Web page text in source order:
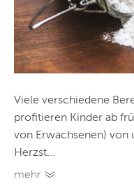
Viele verschiedene
profitieren Kinder ab
von Erwachsenen) von
Herzst...
mehr